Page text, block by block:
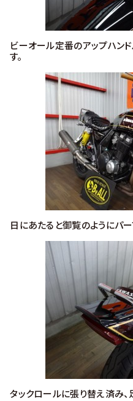
ビーオール定番のアップハン
す。
日にあたると御覧のようにパー
タックロールに張り替え済み、